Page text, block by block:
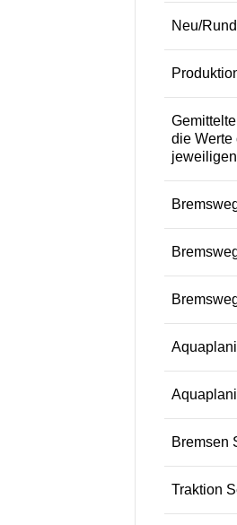
Neu/
die Werte
Bremsen
Traktion